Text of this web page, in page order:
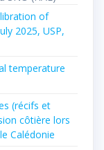
of
2025, USP,
temperature
(récifs et
côtière lors
Calédonie